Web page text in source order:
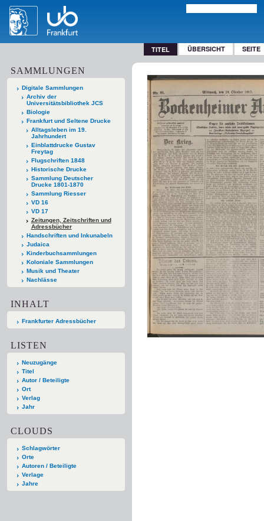
TITEL ÜBERSICHT SEITE
SAMMLUNGEN
Digitale Sammlungen
Archiv der
Universitätsbibliothek JCS
Biologie
Frankfurt und Seltene Drucke
Alltagsleben im 19.
Jahrhundert
Einblattdrucke Gustav
Freytag
Flugschriften 1848
Historische Drucke
Sammlung Deutscher
Drucke 1801-1870
Sammlung Riesser
VD 16
VD 17
Zeitungen, Zeitschriften und
Adressbücher
Handschriften und Inkunabeln
Judaica
Kinderbuchsammlungen
Koloniale Sammlungen
Musik und Theater
Nachlässe
INHALT
Frankfurter Adressbücher
LISTEN
Neuzugänge
Titel
Autor / Beteiligte
Ort
Verlag
Jahr
CLOUDS
Schlagwörter
Orte
Autoren / Beteiligte
Verlage
Jahre